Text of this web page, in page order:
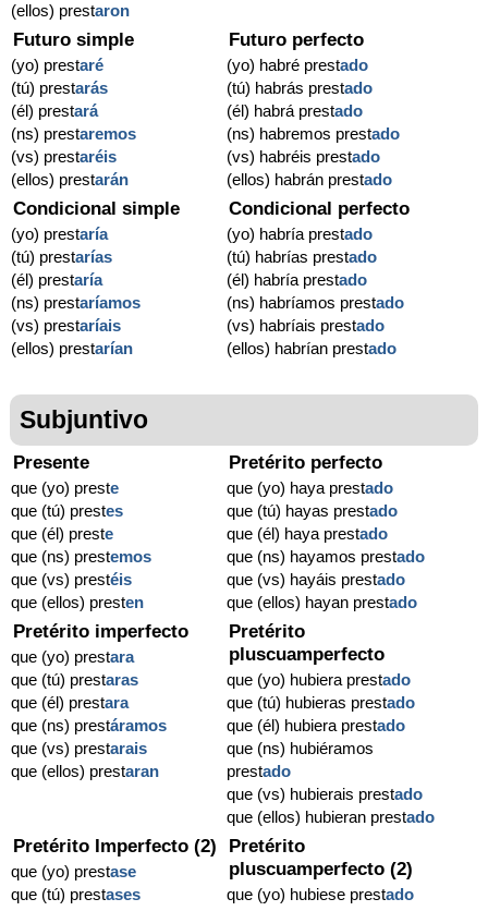
(ellos) prestaron
Futuro simple
(yo) prestaré
(tú) prestarás
(él) prestará
(ns) prestaremos
(vs) prestaréis
(ellos) prestarán
Futuro perfecto
(yo) habré prestado
(tú) habrás prestado
(él) habrá prestado
(ns) habremos prestado
(vs) habréis prestado
(ellos) habrán prestado
Condicional simple
(yo) prestaría
(tú) prestarías
(él) prestaría
(ns) prestaríamos
(vs) prestaríais
(ellos) prestarían
Condicional perfecto
(yo) habría prestado
(tú) habrías prestado
(él) habría prestado
(ns) habríamos prestado
(vs) habríais prestado
(ellos) habrían prestado
Subjuntivo
Presente
que (yo) preste
que (tú) prestes
que (él) preste
que (ns) prestemos
que (vs) prestéis
que (ellos) presten
Pretérito perfecto
que (yo) haya prestado
que (tú) hayas prestado
que (él) haya prestado
que (ns) hayamos prestado
que (vs) hayáis prestado
que (ellos) hayan prestado
Pretérito imperfecto
que (yo) prestara
que (tú) prestaras
que (él) prestara
que (ns) prestáramos
que (vs) prestarais
que (ellos) prestaran
Pretérito
pluscuamperfecto
que (yo) hubiera prestado
que (tú) hubieras prestado
que (él) hubiera prestado
que (ns) hubiéramos
prestado
que (vs) hubierais prestado
que (ellos) hubieran prestado
Pretérito Imperfecto (2)
que (yo) prestase
que (tú) prestases
Pretérito
pluscuamperfecto (2)
que (yo) hubiese prestado